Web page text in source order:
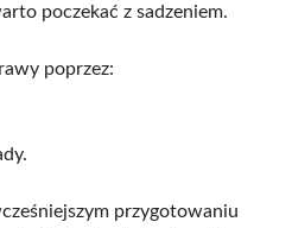
poczekać z sadzeniem.
poprzez:
przygotowaniu